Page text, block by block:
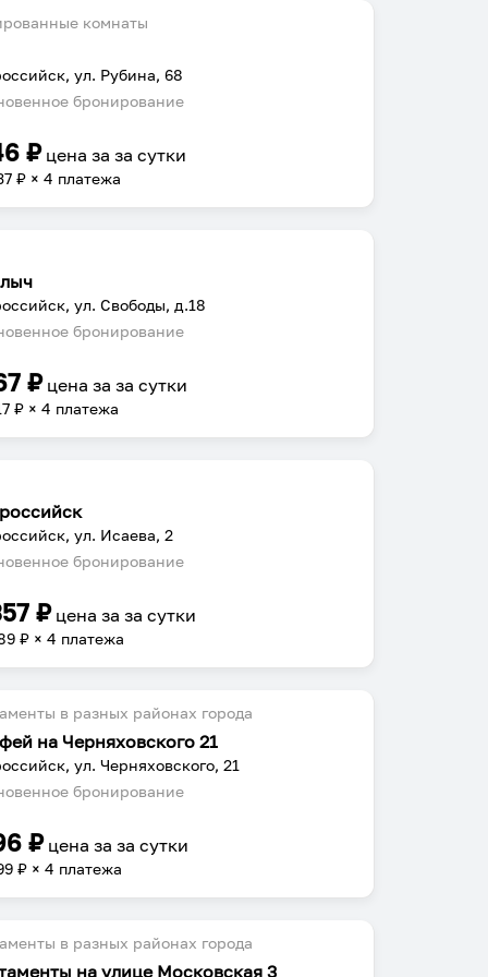
комнаты
ул. Рубина, 68
бронирование
₽ цена заза сутки
₽ × 4 платежа
ул. Свободы, д.18
бронирование
₽ цена заза сутки
₽ × 4 платежа
ул. Исаева, 2
бронирование
₽ цена заза сутки
₽ × 4 платежа
в разных районах города
на Черняховского 21
ул. Черняховского, 21
бронирование
₽ цена заза сутки
₽ × 4 платежа
в разных районах города
на улице Московская 3